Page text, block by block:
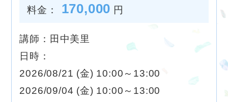
料金： 170,000 円
講師：田中美里
日時：
2026/08/21 (金) 10:00～13:00
2026/09/04 (金) 10:00～13:00